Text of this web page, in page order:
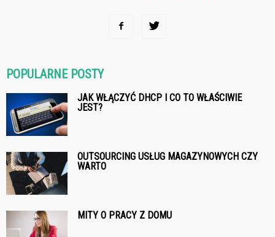
POPULARNE POSTY
JAK WŁĄCZYĆ DHCP I CO TO WŁAŚCIWIE
JEST?
OUTSOURCING USŁUG MAGAZYNOWYCH CZY
WARTO
MITY O PRACY Z DOMU